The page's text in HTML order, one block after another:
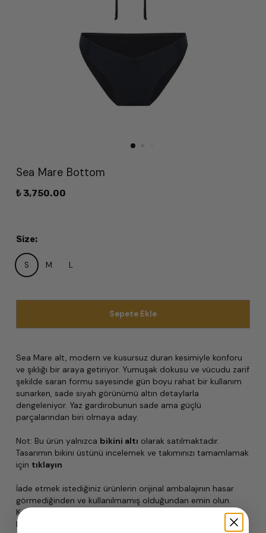
Sea Mare Bottom
₺ 3,750.00
Sea Mare alt, modern ve kusursuz duran kesimiyle konforu
ve şıklığı bir araya getiriyor. Yumuşak dokusu ve vücudu zarif
şekilde saran formu sayesinde gün boyu rahat bir kullanım
sunarken, sade siyah görünümü altın detaylarla
dengeleniyor. Yaz gardırobunun sade ama güçlü
parçalarından biri olmaya aday.
Not: Bu ürün yalnızca bikini altı olarak satılmaktadır.
Tasarımın bikini üstünü incelemek ve takımınızı tamamlamak
için tıklayın
İade etmek istediğiniz ürünlerin orijinal ambalajının hasar
görmediğinden ve kullanılmamış olduğundan emin olun.
Kullanım hatası sonucu zarar görmemiş ürünlerin iadesi
kabul edilir. Mayo ve bikini alt ürünleri, tüketici mevzuatına
Size:
S M L
Sepete Ekle